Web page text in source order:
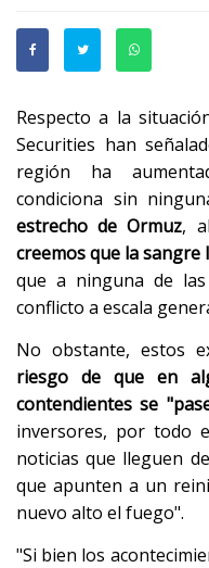
Respecto a la
Securities han
región ha
condiciona sin
estrecho de Ormuz,
creemos que la sangre
que a ninguna de
conflicto a escala
No obstante, estos
riesgo de que en
contendientes se
inversores, por todo
noticias que lleguen
que apunten a un
nuevo alto el fuego".
"Si bien los